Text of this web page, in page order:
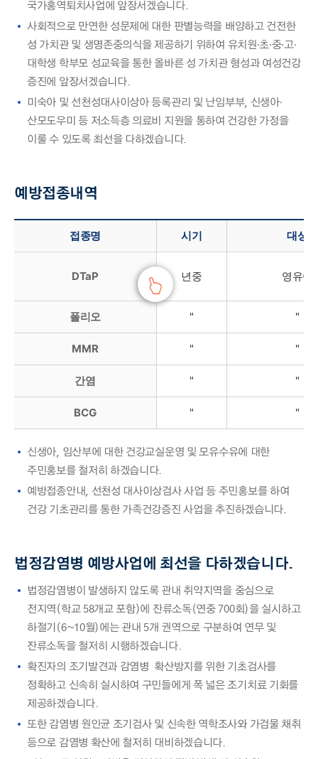
국가홍역퇴치사업에 앞장서겠습니다.
사회적으로 만연한 성문제에 대한 판별능력을 배양하고 건전한
성 가치관 및 생명존중의식을 제공하기 위하여 유치원·초·중·고·
대학생 학부모 성교육을 통한 올바른 성 가치관 형성과 여성건강
증진에 앞장서겠습니다.
미숙아 및 선천성대사이상아 등록관리 및 난임부부, 신생아·
산모도우미 등 저소득층 의료비 지원을 통하여 건강한 가정을
이룰 수 있도록 최선을 다하겠습니다.
예방접종내역
예방접종내역 – 접종명, 시기, 대상 정보 제공
접종명 시기 대상
DTaP 년중 영유아
폴리오 " "
MMR " "
간염 " "
BCG " "
신생아, 임산부에 대한 건강교실운영 및 모유수유에 대한
주민홍보를 철저히 하겠습니다.
예방접종안내, 선천성 대사이상검사 사업 등 주민홍보를 하여
건강 기초관리를 통한 가족건강증진 사업을 추진하겠습니다.
법정감염병 예방사업에 최선을 다하겠습니다.
법정감염병이 발생하지 않도록 관내 취약지역을 중심으로
전지역(학교 58개교 포함)에 잔류소독(연중 700회)을 실시하고
하절기(6~10월)에는 관내 5개 권역으로 구분하여 연무 및
잔류소독을 철저히 시행하겠습니다.
확진자의 조기발견과 감염병 확산방지를 위한 기초검사를
정확하고 신속히 실시하여 구민들에게 폭 넓은 조기치료 기회를
제공하겠습니다.
또한 감염병 원인균 조기검사 및 신속한 역학조사와 가검물 채취
등으로 감염병 확산에 철저히 대비하겠습니다.